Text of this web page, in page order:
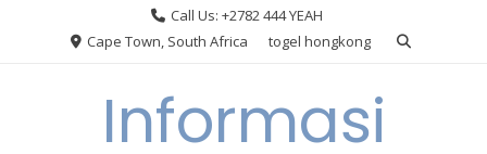
Call Us: +2782 444 YEAH
Cape Town, South Africa
togel hongkong
Informasi